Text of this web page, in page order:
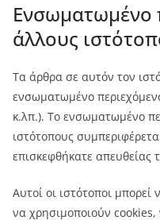
Ενσωματωμένο
άλλους
Τα άρθρα σε αυτόν τον
ενσωματωμένο
κ.λπ.). Το ενσωματωμένο
ιστότοπους
επισκεφθήκατε απευθείας
Αυτοί οι ιστότοποι
να χρησιμοποιούν